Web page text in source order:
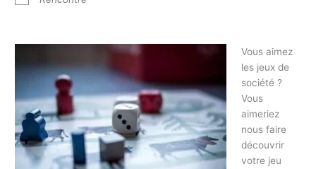
Vous aimez
les jeux de
société ?
Vous
aimeriez
nous faire
découvrir
votre jeu